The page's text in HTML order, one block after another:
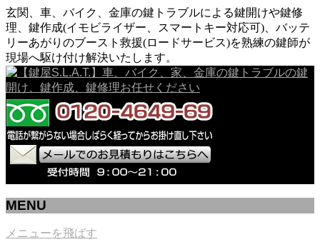
玄関、車、バイク、金庫の鍵トラブルによる鍵開けや鍵修
理、鍵作成(イモビライザー、スマートキー対応可)、バッテ
リーあがりのブースト救援(ロードサービス)を熟練の鍵師が
現場へ駆け付け解決いたします。
MENU
メニューを飛ばす